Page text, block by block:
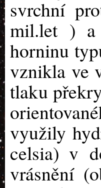
svrchní
mil.let ) a
horninu
vznikla ve
tlaku
využily
celsia) v
vrásnění